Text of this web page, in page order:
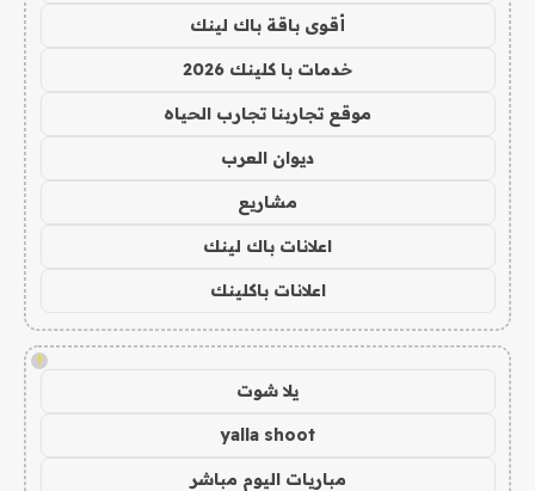
أقوى باقة باك لينك
خدمات با كلينك 2026
موقع تجاربنا تجارب الحياه
ديوان العرب
مشاريع
اعلانات باك لينك
اعلانات باكلينك
!
يلا شوت
yalla shoot
مباريات اليوم مباشر